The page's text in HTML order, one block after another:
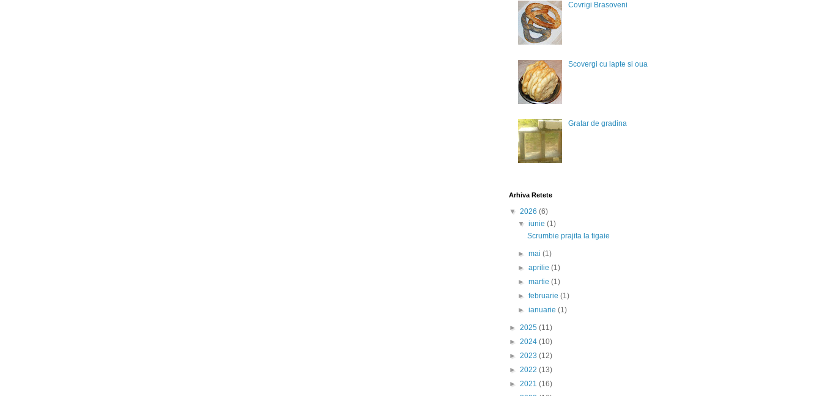
Covrigi Brasoveni
Scovergi cu lapte si oua
Gratar de gradina
Arhiva Retete
▼ 2026 (6)
▼iunie(1)
Scrumbie prajita la tigaie
►mai(1)
►aprilie(1)
►martie(1)
►februarie(1)
►ianuarie(1)
► 2025 (11)
► 2024 (10)
► 2023 (12)
► 2022 (13)
► 2021 (16)